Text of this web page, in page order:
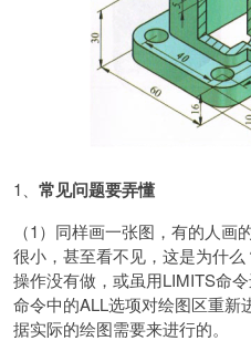
1、 常见问题要弄懂
（1）同样画一张图，有的人
很小，甚至看不见，这是为什
操作没有做，或虽用LIMITS命
命令中的ALL选项对绘图区重新
据实际的绘图需要来进行的。